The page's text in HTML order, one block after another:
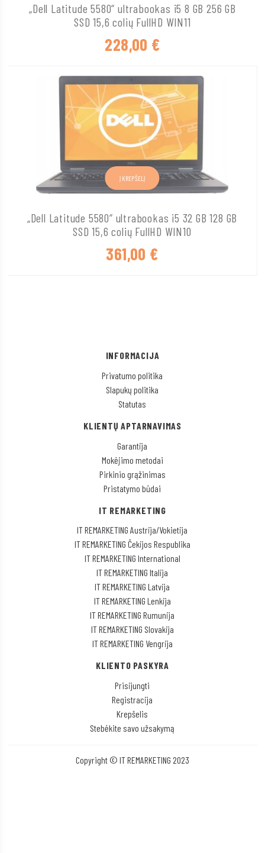
„Dell Latitude 5580“ ultrabookas i5 8 GB 256 GB
SSD 15,6 colių FullHD WIN11
228,00 €
„Dell Latitude 5580“ ultrabookas i5 32 GB 128 GB
SSD 15,6 colių FullHD WIN10
361,00 €
Į KREPŠELĮ
INFORMACIJA
Privatumo politika
Slapukų politika
Statutas
KLIENTŲ APTARNAVIMAS
Garantija
Mokėjimo metodai
Pirkinio grąžinimas
Pristatymo būdai
IT REMARKETING
IT REMARKETING Austrija/Vokietija
IT REMARKETING Čekijos Respublika
IT REMARKETING International
IT REMARKETING Italija
IT REMARKETING Latvija
IT REMARKETING Lenkija
IT REMARKETING Rumunija
IT REMARKETING Slovakija
IT REMARKETING Vengrija
KLIENTO PASKYRA
Prisijungti
Registracija
Krepšelis
Stebėkite savo užsakymą
Copyright © IT REMARKETING 2023